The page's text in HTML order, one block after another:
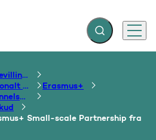
Fold søgefelt ud
Menu
Tilskud, puljer og bevillinger
Tilskud til internationalt samarbejde om uddannelse
Erasmus+
Almen voksenuddannelse og folkeoplysning
Small-scale Partnership fra